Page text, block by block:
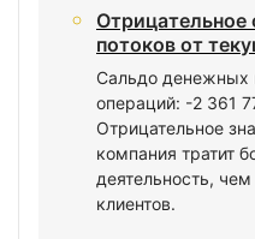
потоков от
Сальдо денежных
операций: -2 361
Отрицательное
компания тратит
деятельность,
клиентов.